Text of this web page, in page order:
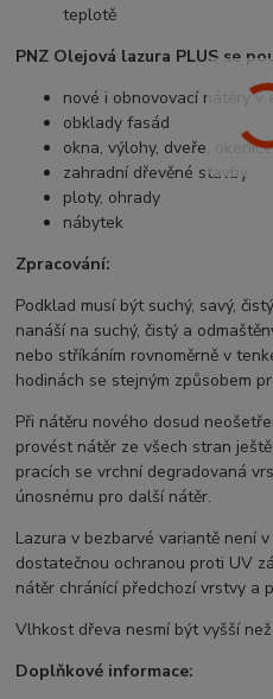
teplotě
PNZ Olejová lazura PLUS se
nové i obnovovací nátěry v
obklady fasád
okna, výlohy, dveře, okenice
zahradní dřevěné stavby
ploty, ohrady
nábytek
Zpracování:
Podklad musí být suchý, savý,
nanáší na suchý, čistý a
nebo stříkáním rovnoměrně v
hodinách se stejným způsobem
Při nátěru nového dosud
provést nátěr ze všech stran
pracích se vrchní degradovaná
únosnému pro další nátěr.
Lazura v bezbarvé variantě není
dostatečnou ochranou proti UV
nátěr chránící předchozí vrstvy a
Vlhkost dřeva nesmí být vyšší
Doplňkové informace: